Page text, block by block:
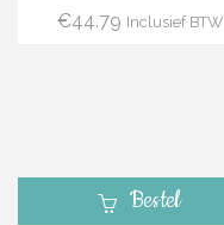
€44.79 Inclusief BTW
Bestel